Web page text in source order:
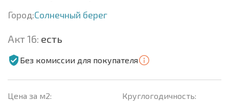
Город:Солнечный берег
Акт 16: есть
Без комиссии для покупателя
Цена за м2:
Круглогодичность: